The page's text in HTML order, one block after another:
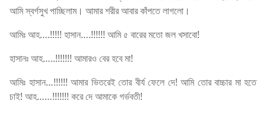
আমি স্বর্গসুখ পাচ্ছিলাম। আমার শরীর আবার কাঁপতে লাগলো।
আমিঃ আহ….!!!!! হাসান….!!!!!! আমি ৫ বারের মতো জল খসাবো!
হাসানঃ আহ…..!!!!!!! আমারও বের হবে মা!
আমিঃ হাসান…!!!!!! আমার ভিতরেই তোর বীর্য ফেলে দে! আমি তোর বাচ্চার মা হতে
চাই! আহ……!!!!!!! করে দে আমাকে গর্ভবতী!